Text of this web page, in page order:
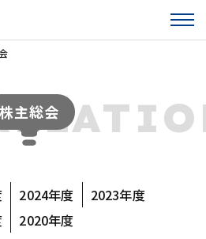
株主総会
2024年度
2023年度
2020年度